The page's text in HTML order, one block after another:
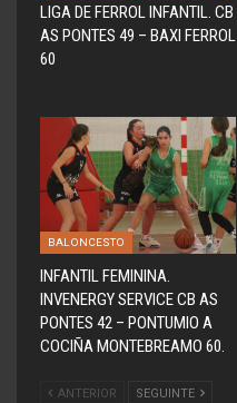
LIGA DE FERROL INFANTIL. CB
AS PONTES 49 – BAXI FERROL
60
BALONCESTO
INFANTIL FEMININA.
INVENERGY SERVICE CB AS
PONTES 42 – PONTUMIO A
COCIÑA MONTEBREAMO 60.
ANTERIOR SEGUINTE